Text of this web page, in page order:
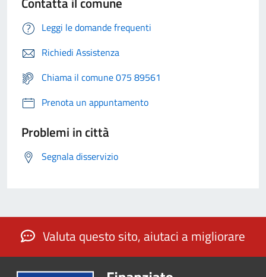
Leggi le domande frequenti
Richiedi Assistenza
Chiama il comune 075 89561
Prenota un appuntamento
Problemi in città
Segnala disservizio
Valuta questo sito, aiutaci a migliorare